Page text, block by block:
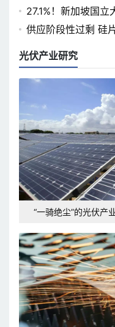
27.1%！新加坡国
供应阶段性过剩 硅
光伏产业研究
“一骑绝尘”的光伏产